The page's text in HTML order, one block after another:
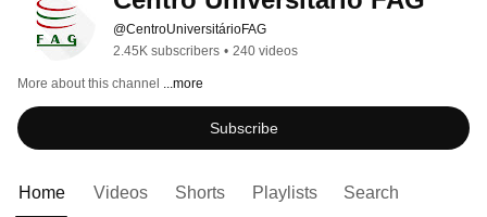
@CentroUniversitárioFAG
2.45K subscribers • 240 videos
More about this channel ...more
Subscribe
Home Videos Shorts Playlists Search